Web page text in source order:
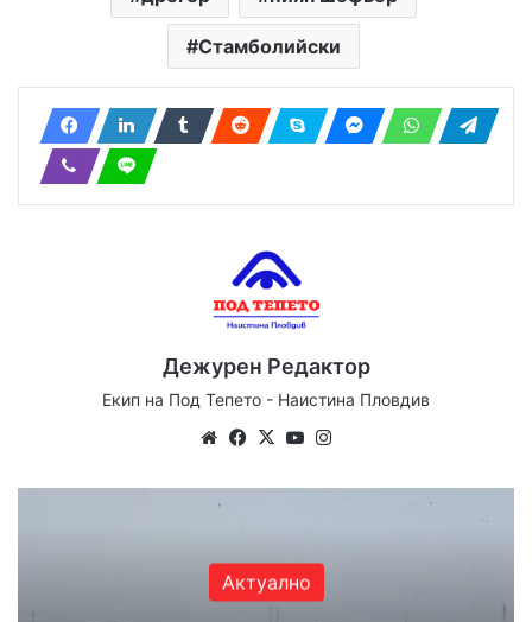
Стамболийски
Дежурен Редактор
Екип на Под Тепето - Наистина Пловдив
WebsiteFacebook
X YouTube
Актуално